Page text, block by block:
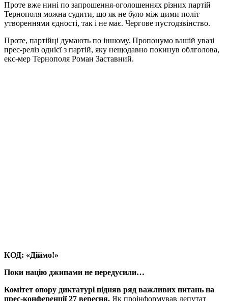
Проте вже нині по запрошення-оголошеннях різних партій
Тернополя можна судити, що як не було між цими політ
утвореннями єдності, так і не має. Чергове пустодзвінство.
Проте, партійці думають по іншому. Пропонумо вашій увазі
прес-реліз однієї з партій, яку нещодавно покинув облголова,
екс-мер Тернополя Роман Заставний.
КОД: «Діймо!»
Поки націю джипами не передусили…
Комітет опору диктатурі підняв ряд важливих питань на
прес-конференції 27 вересня. Як проінформував депутат